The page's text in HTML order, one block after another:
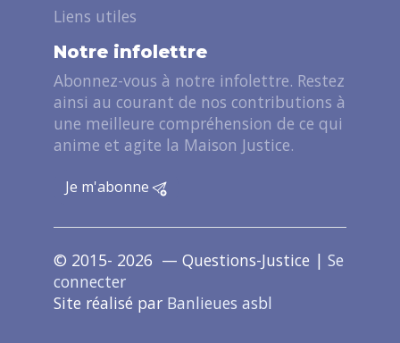
Liens utiles
Notre infolettre
Abonnez-vous à notre infolettre. Restez
ainsi au courant de nos contributions à
une meilleure compréhension de ce qui
anime et agite la Maison Justice.
Je m'abonne
© 2015- 2026 — Questions-Justice | Se
connecter
Site réalisé par Banlieues asbl